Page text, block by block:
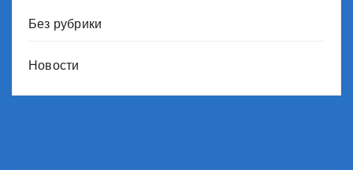
Без рубрики
Новости